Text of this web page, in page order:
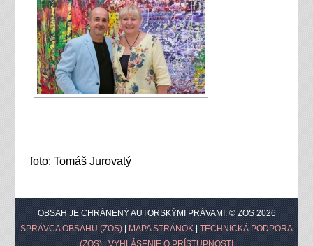
foto: Tomáš Jurovatý
OBSAH JE CHRÁNENÝ AUTORSKÝMI PRÁVAMI. © ZOS 2026
SPRÁVCA OBSAHU (ZOS)
MAPA STRÁNOK
TECHNICKÁ PODPORA
(ZOS)
VYHLÁSENIE O PRÍSTUPNOSTI